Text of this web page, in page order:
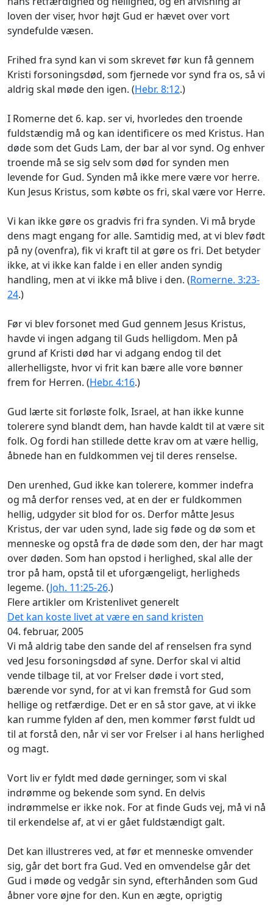
loven der viser, hvor højt Gud er hævet over vort
syndefulde væsen.
Frihed fra synd kan vi som skrevet før kun få gennem
Kristi forsoningsdød, som fjernede vor synd fra os, så vi
aldrig skal møde den igen. (Hebr. 8:12.)
I Romerne det 6. kap. ser vi, hvorledes den troende
fuldstændig må og kan identificere os med Kristus. Han
døde som det Guds Lam, der bar al vor synd. Og enhver
troende må se sig selv som død for synden men
levende for Gud. Synden må ikke mere være vor herre.
Kun Jesus Kristus, som købte os fri, skal være vor Herre.
Vi kan ikke gøre os gradvis fri fra synden. Vi må bryde
dens magt engang for alle. Samtidig med, at vi blev født
på ny (ovenfra), fik vi kraft til at gøre os fri. Det betyder
ikke, at vi ikke kan falde i en eller anden syndig
handling, men at vi ikke må blive i den. (Romerne. 3:23-
24.)
Før vi blev forsonet med Gud gennem Jesus Kristus,
havde vi ingen adgang til Guds helligdom. Men på
grund af Kristi død har vi adgang endog til det
allerhelligste, hvor vi frit kan bære alle vore bønner
frem for Herren. (Hebr. 4:16.)
Gud lærte sit forløste folk, Israel, at han ikke kunne
tolerere synd blandt dem, han havde kaldt til at være sit
folk. Og fordi han stillede dette krav om at være hellig,
åbnede han en fuldkommen vej til deres renselse.
Den urenhed, Gud ikke kan tolerere, kommer indefra
og må derfor renses ved, at en der er fuldkommen
hellig, udgyder sit blod for os. Derfor måtte Jesus
Kristus, der var uden synd, lade sig føde og dø som et
menneske og opstå fra de døde som den, der har magt
over døden. Som han opstod i herlighed, skal alle der
tror på ham, opstå til et uforgængeligt, herligheds
legeme. (Joh. 11:25-26.)
Flere artikler om Kristenlivet generelt
Det kan koste livet at være en sand kristen
04. februar, 2005
Vi må aldrig tabe den sande del af renselsen fra synd
ved Jesu forsoningsdød af syne. Derfor skal vi altid
vende tilbage til, at vor Frelser døde i vort sted,
bærende vor synd, for at vi kan fremstå for Gud som
hellige og retfærdige. Det er en så stor gave, at vi ikke
kan rumme fylden af den, men kommer først fuldt ud
til at forstå den, når vi ser vor Frelser i al hans herlighed
og magt.
Vort liv er fyldt med døde gerninger, som vi skal
indrømme og bekende som synd. En delvis
indrømmelse er ikke nok. For at finde Guds vej, må vi nå
til erkendelse af, at vi er gået fuldstændigt galt.
Det kan illustreres ved, at før et menneske omvender
sig, går det bort fra Gud. Ved en omvendelse går det
Gud i møde og vedgår sin synd, efterhånden som Gud
åbner vore øjne for den. Kun en ægte, oprigtig